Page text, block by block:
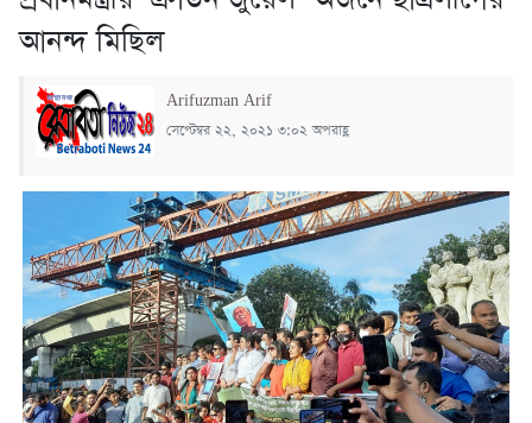
আনন্দ মিছিল
Arifuzman Arif
সেপ্টেম্বর ২২, ২০২১ ৩:০২ অপরাহ্ণ